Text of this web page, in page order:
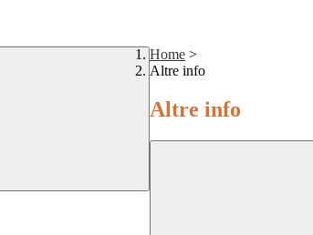
Home >
Altre info
Altre info